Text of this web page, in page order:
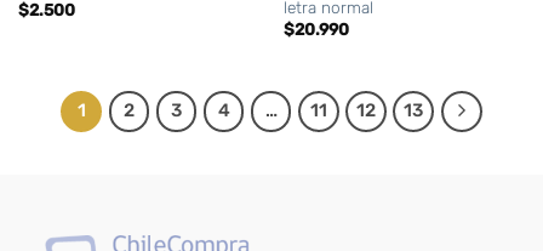
$2.500
letra normal
$20.990
1 2 3 4 … 11 12 13